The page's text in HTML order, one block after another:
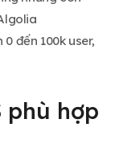
đến 100k user,
phù hợp